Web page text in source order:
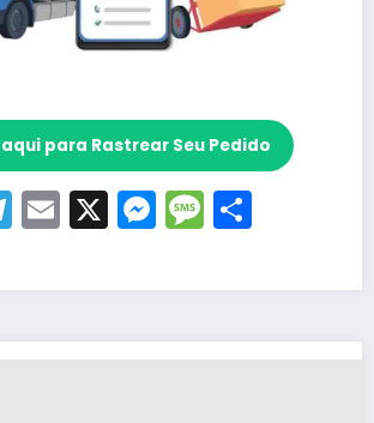
para Rastrear Seu Pedido
Telegram
Email
X Messenger
Message